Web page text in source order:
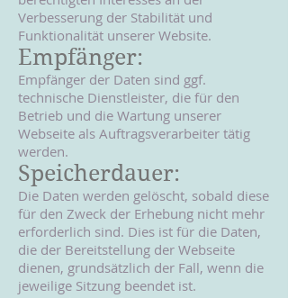
Verbesserung der Stabilität und
Funktionalität unserer Website.
Empfänger:
Empfänger der Daten sind ggf.
technische Dienstleister, die für den
Betrieb und die Wartung unserer
Webseite als Auftragsverarbeiter tätig
werden.
Speicherdauer:
Die Daten werden gelöscht, sobald diese
für den Zweck der Erhebung nicht mehr
erforderlich sind. Dies ist für die Daten,
die der Bereitstellung der Webseite
dienen, grundsätzlich der Fall, wenn die
jeweilige Sitzung beendet ist.